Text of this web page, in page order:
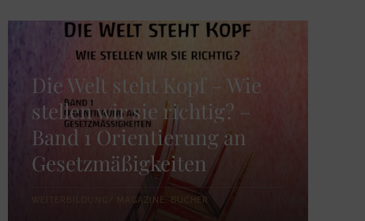
Die Welt steht Kopf – Wie
stellen wir sie richtig? –
Band 1 Orientierung an
Gesetzmäßigkeiten
WEITERBILDUNG/ MAGAZINE, BÜCHER